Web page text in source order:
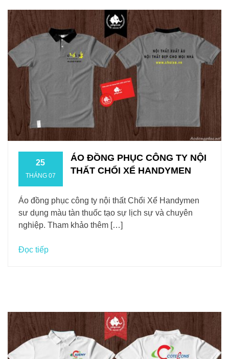
25
THÁNG 07
ÁO ĐỒNG PHỤC CÔNG TY NỘI
THẤT CHỔI XỂ HANDYMEN
Áo đồng phục công ty nội thất Chổi Xể Handymen
sư dụng màu tàn thuốc tạo sự lịch sự và chuyên
nghiệp. Tham khảo thêm […]
Đọc tiếp